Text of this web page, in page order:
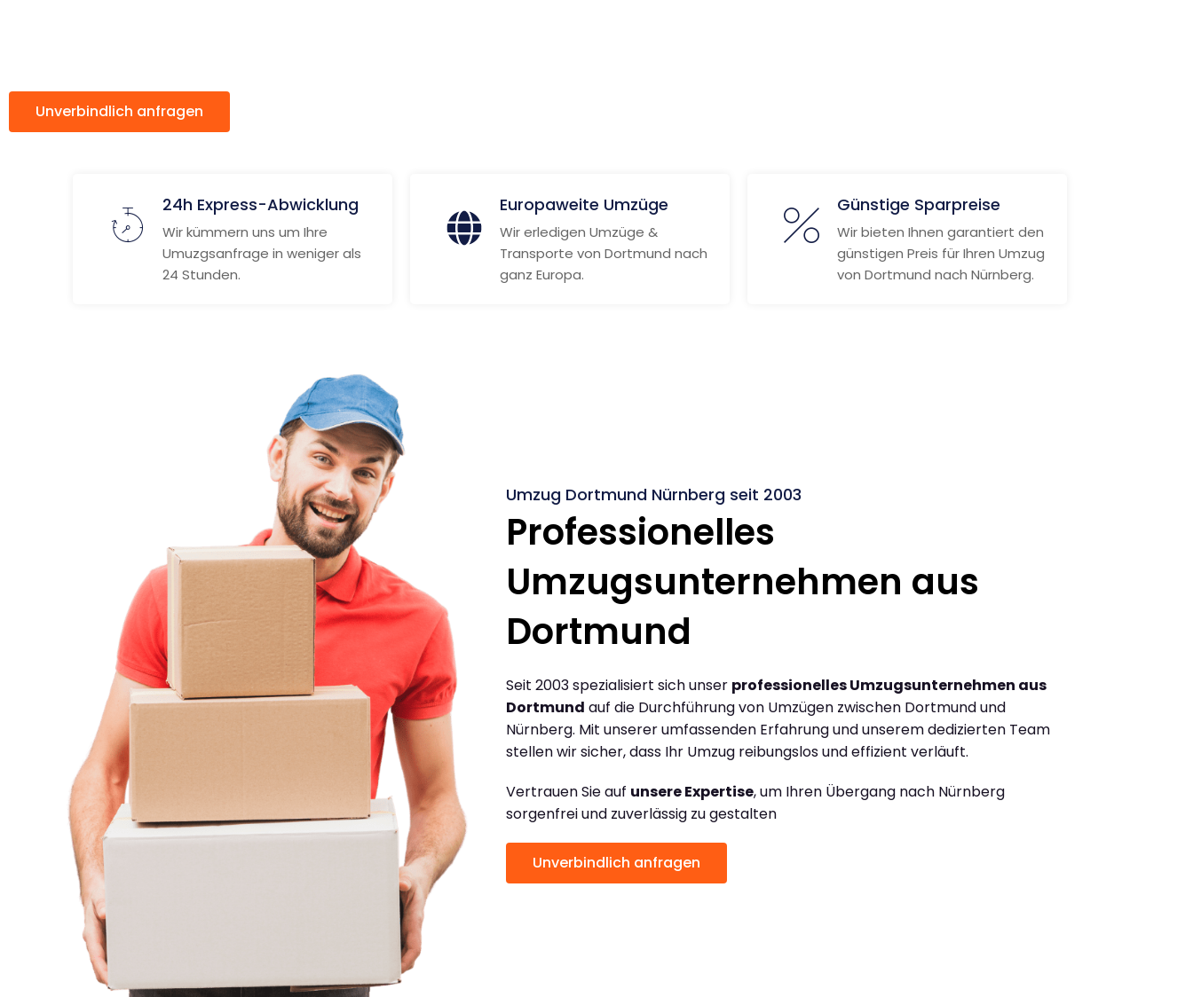
Unverbindlich anfragen
24h Express-Abwicklung
Wir kümmern uns um Ihre
Umuzgsanfrage in weniger als
24 Stunden.
Europaweite Umzüge
Wir erledigen Umzüge &
Transporte von Dortmund nach
ganz Europa.
Günstige Sparpreise
Wir bieten Ihnen garantiert den
günstigen Preis für Ihren Umzug
von Dortmund nach Nürnberg.
Umzug Dortmund Nürnberg seit 2003
Professionelles
Umzugsunternehmen aus
Dortmund
Seit 2003 spezialisiert sich unser professionelles Umzugsunternehmen aus
Dortmund auf die Durchführung von Umzügen zwischen Dortmund und
Nürnberg. Mit unserer umfassenden Erfahrung und unserem dedizierten Team
stellen wir sicher, dass Ihr Umzug reibungslos und effizient verläuft.
Vertrauen Sie auf unsere Expertise, um Ihren Übergang nach Nürnberg
sorgenfrei und zuverlässig zu gestalten
Unverbindlich anfragen